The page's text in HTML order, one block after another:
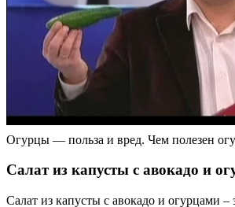
Огурцы — польза и вред. Чем полезен
Салат из капусты с авокадо и
Салат из капусты с авокадо и огурцами –